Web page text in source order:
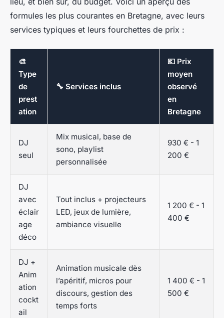
formules les plus courantes en Bretagne, avec leurs
services typiques et leurs fourchettes de prix :
🎨
Type
de
prest
ation
🔧 Services inclus
💶 Prix
moyen
observé
en
Bretagne
DJ
seul
Mix musical, base de
sono, playlist
personnalisée
930 € - 1
200 €
DJ
avec
éclair
age
déco
Tout inclus + projecteurs
LED, jeux de lumière,
ambiance visuelle
1 200 € - 1
400 €
DJ +
Anim
ation
cockt
ail
Animation musicale dès
l’apéritif, micros pour
discours, gestion des
temps forts
1 400 € - 1
500 €